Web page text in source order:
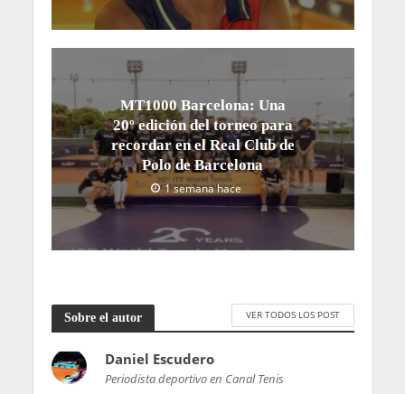
MT1000 Barcelona: Una
20º edición del torneo para
recordar en el Real Club de
Polo de Barcelona
1 semana hace
Sobre el autor VER TODOS LOS POST
Daniel Escudero
Periodista deportivo en Canal Tenis